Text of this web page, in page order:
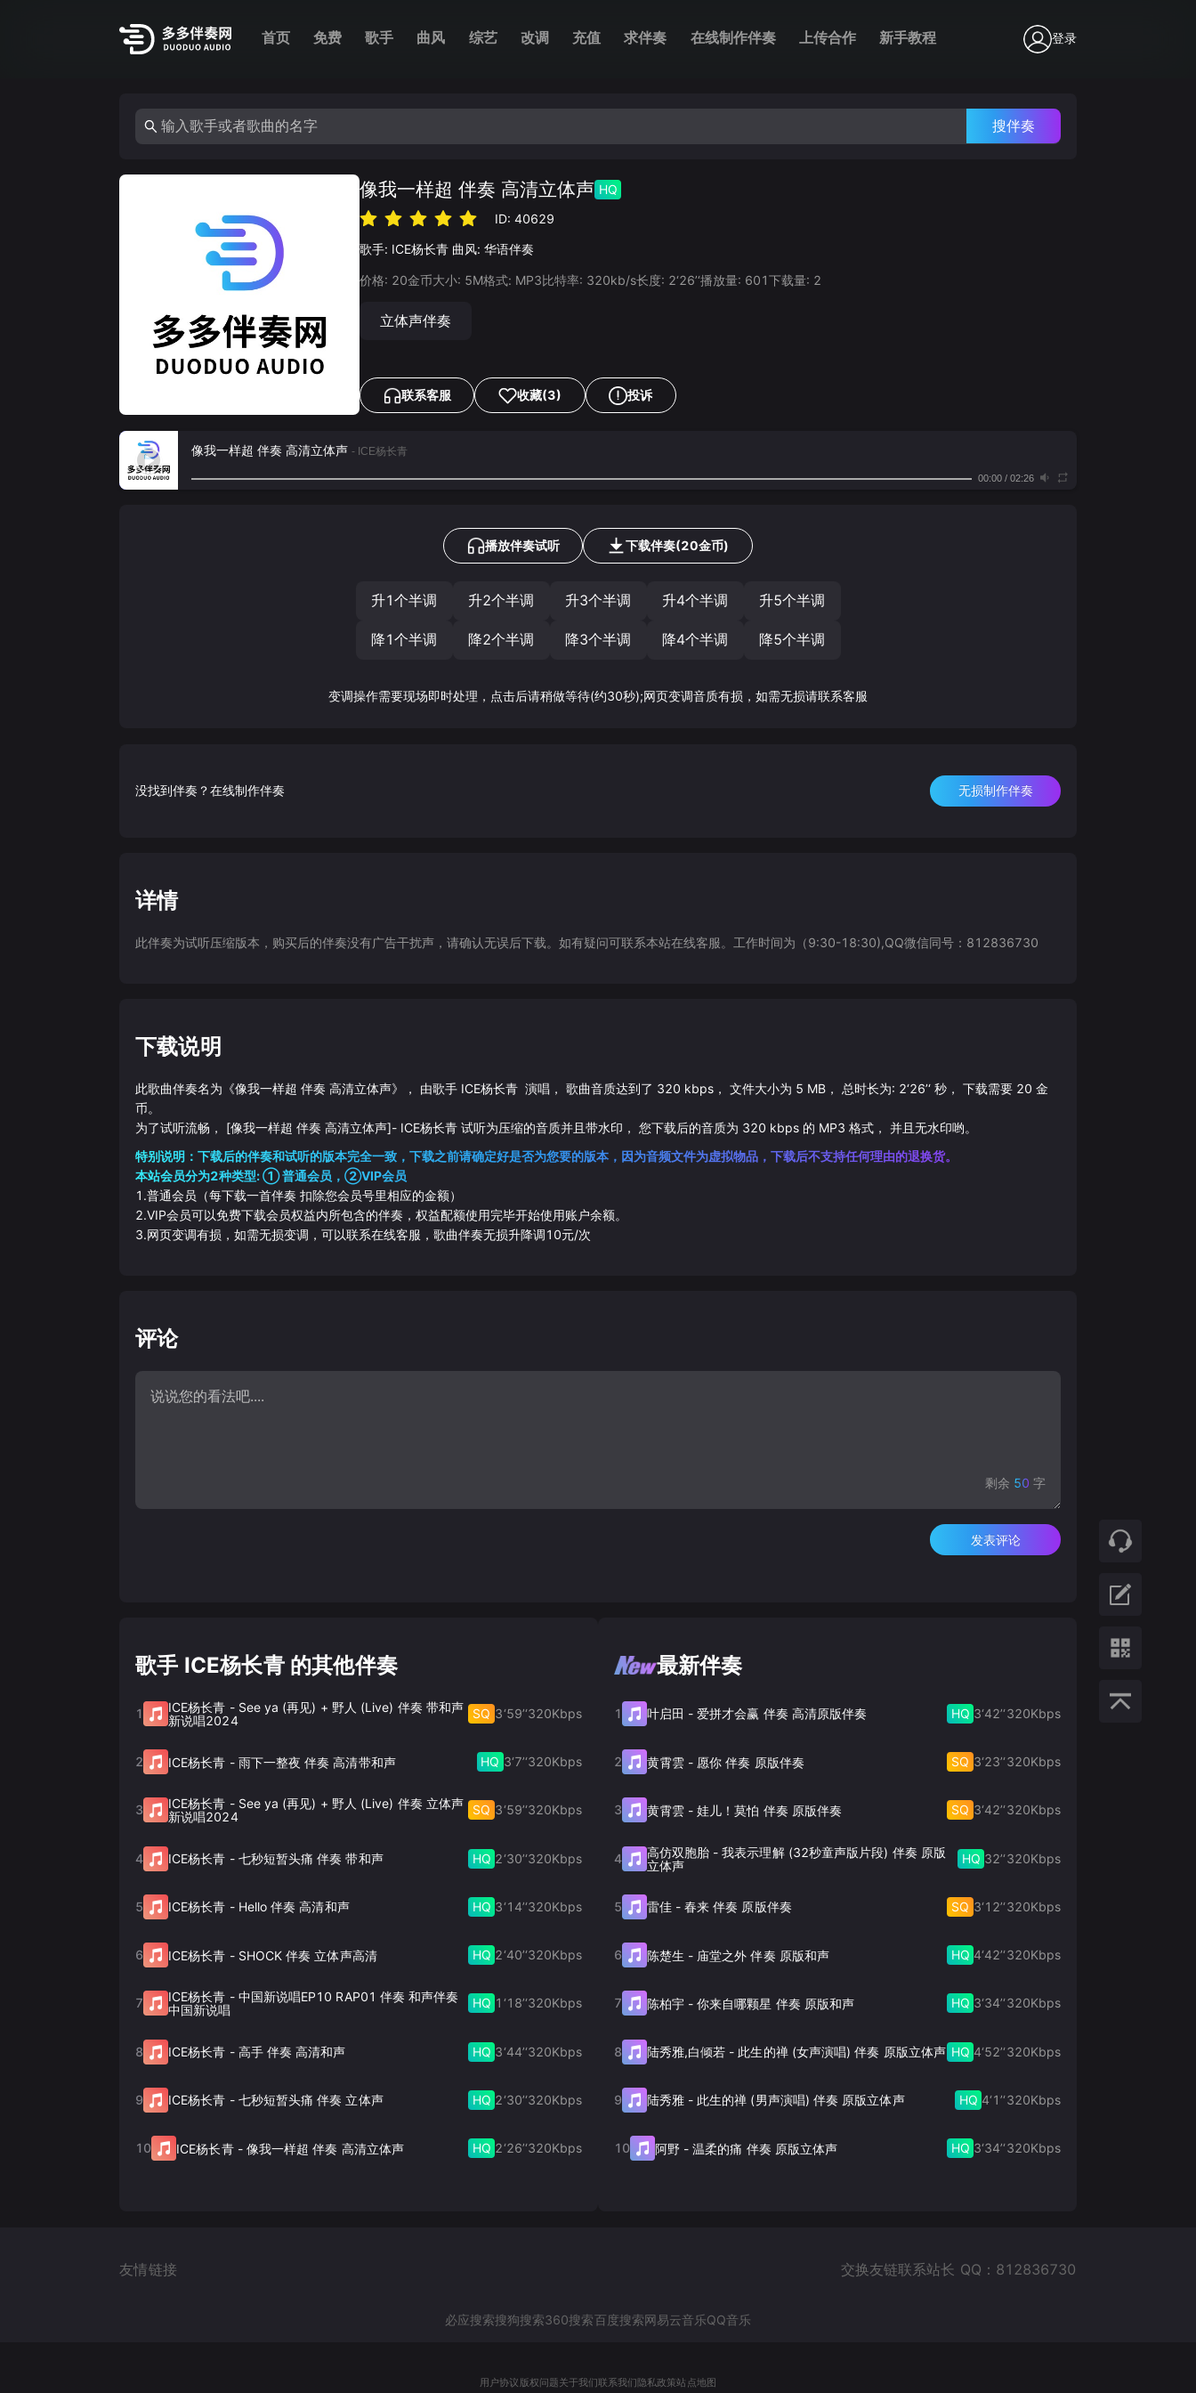
首页 免费 歌手 曲风 综艺 改调 充值 求伴奏 在线制作伴奏 上传合作 新手教程 登录
搜伴奏
像我一样超 伴奏 高清立体声 HQ
ID:40629
歌手: ICE杨长青 曲风: 华语伴奏
价格: 20金币大小: 5M格式: MP3比特率: 320kb/s长度: 2‘26’‘播放量: 601下载量: 2
立体声伴奏
联系客服 收藏(3) 投诉
像我一样超 伴奏 高清立体声 - ICE杨长青
00:00/ 02:26
播放伴奏试听 下载伴奏(20金币)
升1个半调 升2个半调 升3个半调 升4个半调 升5个半调
降1个半调 降2个半调 降3个半调 降4个半调 降5个半调
变调操作需要现场即时处理，点击后请稍做等待(约30秒);网页变调音质有损，如需无损请联系客服
没找到伴奏？在线制作伴奏 无损制作伴奏
详情
此伴奏为试听压缩版本，购买后的伴奏没有广告干扰声，请确认无误后下载。如有疑问可联系本站在线客服。工作时间为（9:30-18:30),QQ微信同号：812836730
下载说明
此歌曲伴奏名为《像我一样超 伴奏 高清立体声》， 由歌手 ICE杨长青 演唱， 歌曲音质达到了 320 kbps， 文件大小为 5 MB， 总时长为: 2‘26’‘秒， 下载需要 20 金
币。
为了试听流畅， [像我一样超 伴奏 高清立体声]- ICE杨长青 试听为压缩的音质并且带水印， 您下载后的音质为 320 kbps 的 MP3 格式， 并且无水印哟。
特别说明：下载后的伴奏和试听的版本完全一致，下载之前请确定好是否为您要的版本，因为音频文件为虚拟物品，下载后不支持任何理由的退换货。
本站会员分为2种类型: ① 普通会员，②VIP会员
1.普通会员（每下载一首伴奏 扣除您会员号里相应的金额）
2.VIP会员可以免费下载会员权益内所包含的伴奏，权益配额使用完毕开始使用账户余额。
3.网页变调有损，如需无损变调，可以联系在线客服，歌曲伴奏无损升降调10元/次
评论
剩余 50 字
发表评论
歌手 ICE杨长青 的其他伴奏
1 ICE杨长青 - See ya (再见) + 野人 (Live) 伴奏 带和声
新说唱2024
SQ 3‘59’‘320Kbps
2 ICE杨长青 - 雨下一整夜 伴奏 高清带和声 HQ 3‘7’‘320Kbps
3 ICE杨长青 - See ya (再见) + 野人 (Live) 伴奏 立体声
新说唱2024
SQ 3‘59’‘320Kbps
4 ICE杨长青 - 七秒短暂头痛 伴奏 带和声 HQ 2‘30’‘320Kbps
5 ICE杨长青 - Hello 伴奏 高清和声 HQ 3‘14’‘320Kbps
6 ICE杨长青 - SHOCK 伴奏 立体声高清 HQ 2‘40’‘320Kbps
7 ICE杨长青 - 中国新说唱EP10 RAP01 伴奏 和声伴奏
中国新说唱
HQ 1‘18’‘320Kbps
8 ICE杨长青 - 高手 伴奏 高清和声 HQ 3‘44’‘320Kbps
9 ICE杨长青 - 七秒短暂头痛 伴奏 立体声 HQ 2‘30’‘320Kbps
10 ICE杨长青- 像我一样超 伴奏 高清立体声 HQ 2‘26’‘320Kbps
最新伴奏
1 叶启田 -爱拼才会赢 伴奏 高清原版伴奏 HQ 3‘42’‘320Kbps
2 黄霄雲- 愿你 伴奏 原版伴奏 SQ 3‘23’‘320Kbps
3 黄霄雲-娃儿！莫怕 伴奏 原版伴奏 SQ 3‘42’‘320Kbps
4 高仿双胞胎 -我表示理解 (32秒童声版片段) 伴奏 原版
立体声
HQ 32’‘320Kbps
5 雷佳- 春来 伴奏 原版伴奏 SQ 3‘12’‘320Kbps
6 陈楚生 - 庙堂之外 伴奏 原版和声 HQ 4‘42’‘320Kbps
7 陈柏宇-你来自哪颗星 伴奏 原版和声 HQ 3‘34’‘320Kbps
8 陆秀雅,白倾若 - 此生的禅 (女声演唱) 伴奏 原版立体声 HQ 4‘52’‘320Kbps
9 陆秀雅- 此生的禅 (男声演唱) 伴奏 原版立体声 HQ 4‘1’‘320Kbps
10 阿野-温柔的痛 伴奏 原版立体声 HQ 3‘34’‘320Kbps
友情链接 交换友链联系站长 QQ：812836730
必应搜索搜狗搜索360搜索百度搜索网易云音乐QQ音乐
用户协议 版权问题关于我们联系我们 隐私政策站点地图